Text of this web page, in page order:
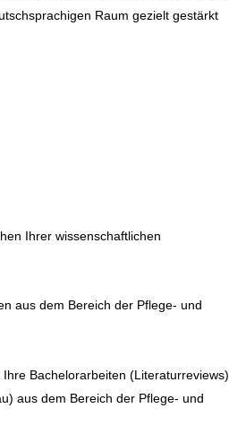
Raum gezielt gestärkt
Ihrer wissenschaftlichen
aus dem Bereich der Pflege- und
Bachelorarbeiten (Literaturreviews)
aus dem Bereich der Pflege- und